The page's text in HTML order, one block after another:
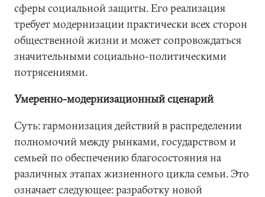
сферы социальной защиты. Его реализация
требует модернизации практически всех сторон
общественной жизни и может сопровождаться
значительными социально-политическими
потрясениями.
Умеренно-модернизационный сценарий
Суть: гармонизация действий в распределении
полномочий между рынками, государством и
семьей по обеспечению благосостояния на
различных этапах жизненного цикла семьи. Это
означает следующее: разработку новой